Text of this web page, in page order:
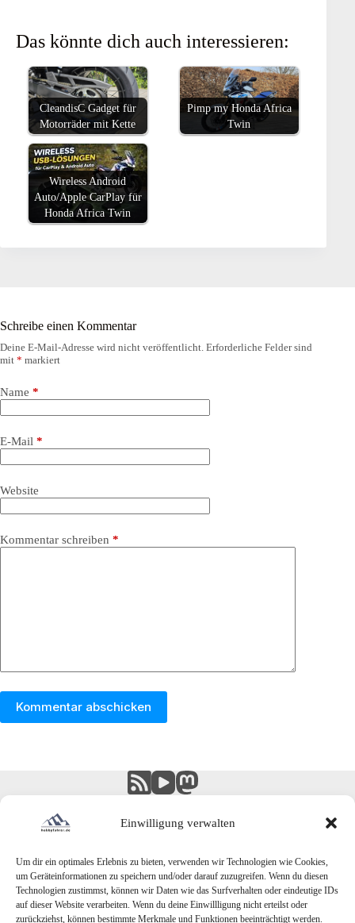
Einwilligung verwalten
Um dir ein optimales Erlebnis zu bieten, verwenden wir Technologien wie Cookies,
um Geräteinformationen zu speichern und/oder darauf zuzugreifen. Wenn du diesen
Technologien zustimmst, können wir Daten wie das Surfverhalten oder eindeutige IDs
auf dieser Website verarbeiten. Wenn du deine Einwillligung nicht erteilst oder
zurückziehst, können bestimmte Merkmale und Funktionen beeinträchtigt werden.
Das könnte dich auch interessieren:
CleandisC Gadget für
Motorräder mit Kette
Pimp my Honda Africa
Twin
Wireless Android
Auto/Apple CarPlay für
Honda Africa Twin
Schreibe einen Kommentar
Deine E-Mail-Adresse wird nicht veröffentlicht. Erforderliche Felder sind
mit * markiert
Name *
E-Mail *
Website
Kommentar schreiben *
Kommentar abschicken